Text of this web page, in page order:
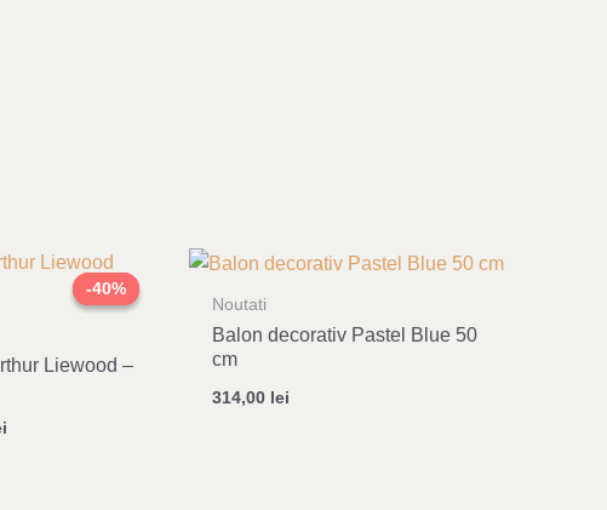
-40%
-40%
Liewood –
Current
Noutati
Balon decorativ Pastel Blue 50
cm
314,00 lei